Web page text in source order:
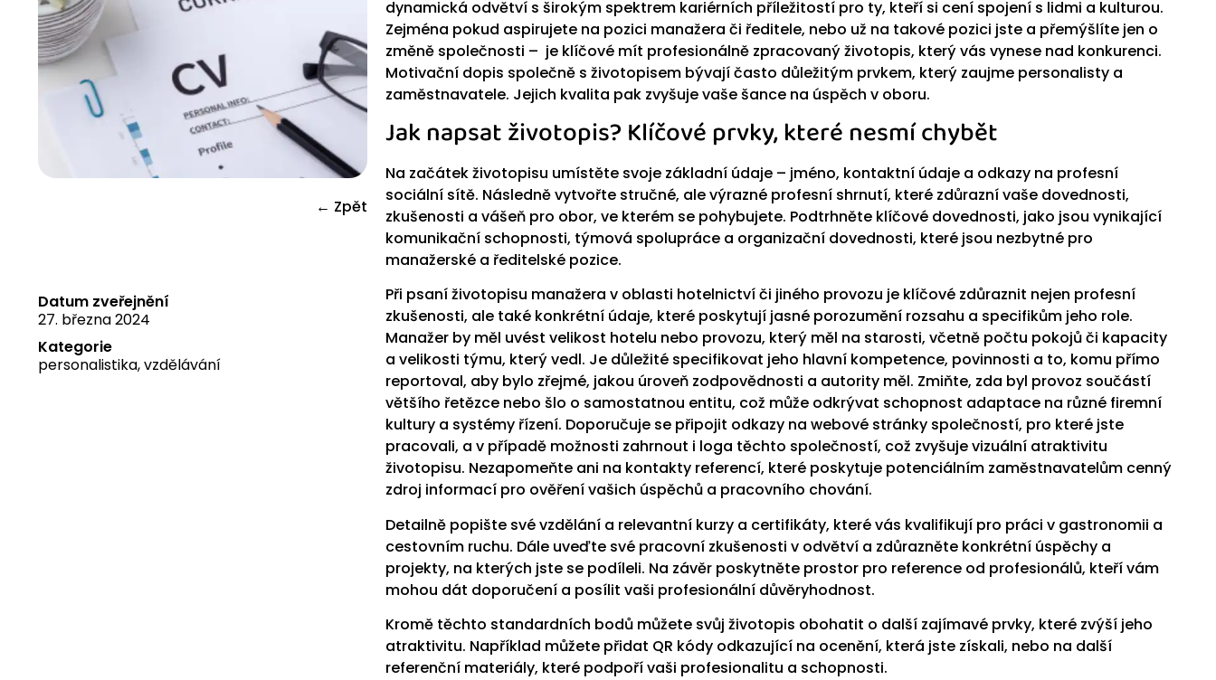
← Zpět
Datum zveřejnění
27. března 2024
Kategorie
personalistika,vzdělávání
dynamická odvětví s širokým spektrem kariérních příležitostí pro ty, kteří si cení spojení s lidmi a kulturou.
Zejména pokud aspirujete na pozici manažera či ředitele, nebo už na takové pozici jste a přemýšlíte jen o
změně společnosti – je klíčové mít profesionálně zpracovaný životopis, který vás vynese nad konkurenci.
Motivační dopis společně s životopisem bývají často důležitým prvkem, který zaujme personalisty a
zaměstnavatele. Jejich kvalita pak zvyšuje vaše šance na úspěch v oboru.
Jak napsat životopis? Klíčové prvky, které nesmí chybět
Na začátek životopisu umístěte svoje základní údaje – jméno, kontaktní údaje a odkazy na profesní
sociální sítě. Následně vytvořte stručné, ale výrazné profesní shrnutí, které zdůrazní vaše dovednosti,
zkušenosti a vášeň pro obor, ve kterém se pohybujete. Podtrhněte klíčové dovednosti, jako jsou vynikající
komunikační schopnosti, týmová spolupráce a organizační dovednosti, které jsou nezbytné pro
manažerské a ředitelské pozice.
Při psaní životopisu manažera v oblasti hotelnictví či jiného provozu je klíčové zdůraznit nejen profesní
zkušenosti, ale také konkrétní údaje, které poskytují jasné porozumění rozsahu a specifikům jeho role.
Manažer by měl uvést velikost hotelu nebo provozu, který měl na starosti, včetně počtu pokojů či kapacity
a velikosti týmu, který vedl. Je důležité specifikovat jeho hlavní kompetence, povinnosti a to, komu přímo
reportoval, aby bylo zřejmé, jakou úroveň zodpovědnosti a autority měl. Zmiňte, zda byl provoz součástí
většího řetězce nebo šlo o samostatnou entitu, což může odkrývat schopnost adaptace na různé firemní
kultury a systémy řízení. Doporučuje se připojit odkazy na webové stránky společností, pro které jste
pracovali, a v případě možnosti zahrnout i loga těchto společností, což zvyšuje vizuální atraktivitu
životopisu. Nezapomeňte ani na kontakty referencí, které poskytuje potenciálním zaměstnavatelům cenný
zdroj informací pro ověření vašich úspěchů a pracovního chování.
Detailně popište své vzdělání a relevantní kurzy a certifikáty, které vás kvalifikují pro práci v gastronomii a
cestovním ruchu. Dále uveďte své pracovní zkušenosti v odvětví a zdůrazněte konkrétní úspěchy a
projekty, na kterých jste se podíleli. Na závěr poskytněte prostor pro reference od profesionálů, kteří vám
mohou dát doporučení a posílit vaši profesionální důvěryhodnost.
Kromě těchto standardních bodů můžete svůj životopis obohatit o další zajímavé prvky, které zvýší jeho
atraktivitu. Například můžete přidat QR kódy odkazující na ocenění, která jste získali, nebo na další
referenční materiály, které podpoří vaši profesionalitu a schopnosti.